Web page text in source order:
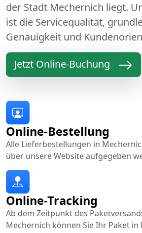
der Stadt Mechernich liegt.
ist die Servicequalität,
Genauigkeit und
Jetzt Online-Buchung
Online-Bestellung
Alle Lieferbestellungen in
über unsere Website aufgegeben
Online-Tracking
Ab dem Zeitpunkt des
Mechernich können Sie Ihr Paket in